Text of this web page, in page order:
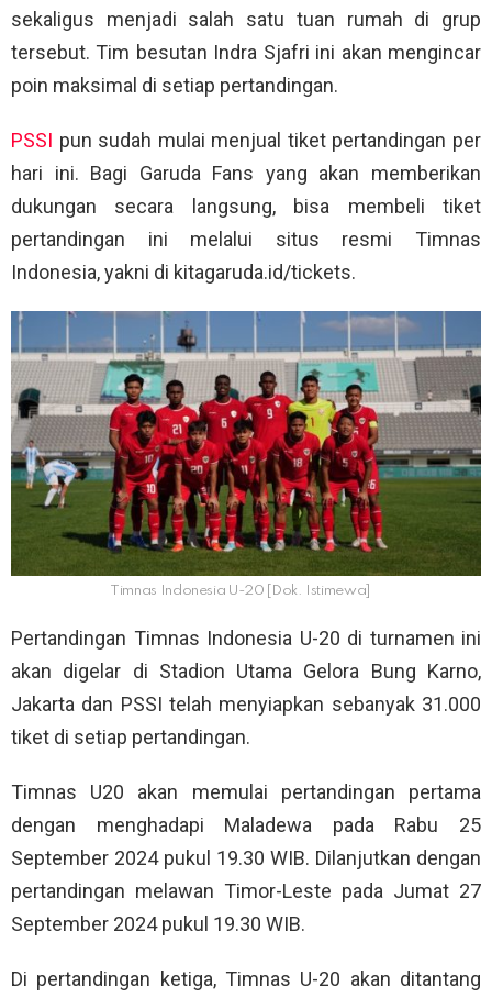
sekaligus menjadi salah satu tuan rumah di grup
tersebut. Tim besutan Indra Sjafri ini akan mengincar
poin maksimal di setiap pertandingan.
PSSI pun sudah mulai menjual tiket pertandingan per
hari ini. Bagi Garuda Fans yang akan memberikan
dukungan secara langsung, bisa membeli tiket
pertandingan ini melalui situs resmi Timnas
Indonesia, yakni di kitagaruda.id/tickets.
Timnas Indonesia U-20 [Dok. Istimewa]
Pertandingan Timnas Indonesia U-20 di turnamen ini
akan digelar di Stadion Utama Gelora Bung Karno,
Jakarta dan PSSI telah menyiapkan sebanyak 31.000
tiket di setiap pertandingan.
Timnas U20 akan memulai pertandingan pertama
dengan menghadapi Maladewa pada Rabu 25
September 2024 pukul 19.30 WIB. Dilanjutkan dengan
pertandingan melawan Timor-Leste pada Jumat 27
September 2024 pukul 19.30 WIB.
Di pertandingan ketiga, Timnas U-20 akan ditantang